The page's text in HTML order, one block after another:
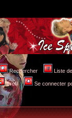
Rechercher Liste
Profil Se connecter